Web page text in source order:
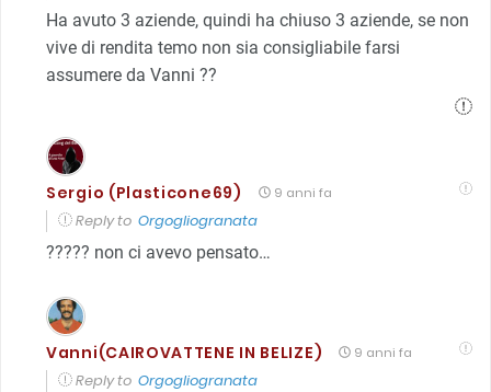
Ha avuto 3 aziende, quindi ha chiuso 3 aziende, se non
vive di rendita temo non sia consigliabile farsi
assumere da Vanni ??
Sergio (Plasticone69) 9 anni fa
Reply to Orgogliogranata
????? non ci avevo pensato…
Vanni(CAIROVATTENE IN BELIZE) 9 anni fa
Reply to Orgogliogranata